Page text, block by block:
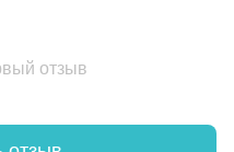
отзыв